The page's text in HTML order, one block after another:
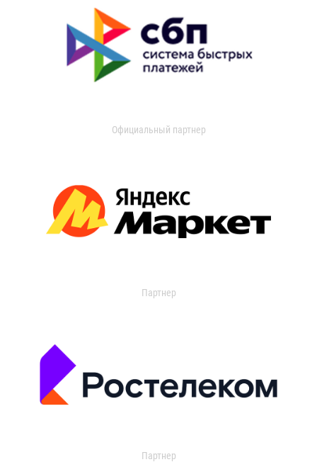
Официальный партнер
Партнер
Партнер